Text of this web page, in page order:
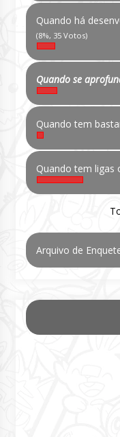
Quando há
(8%, 35 Votos)
Quando se
Quando tem
Quando tem ligas
Arquivo de